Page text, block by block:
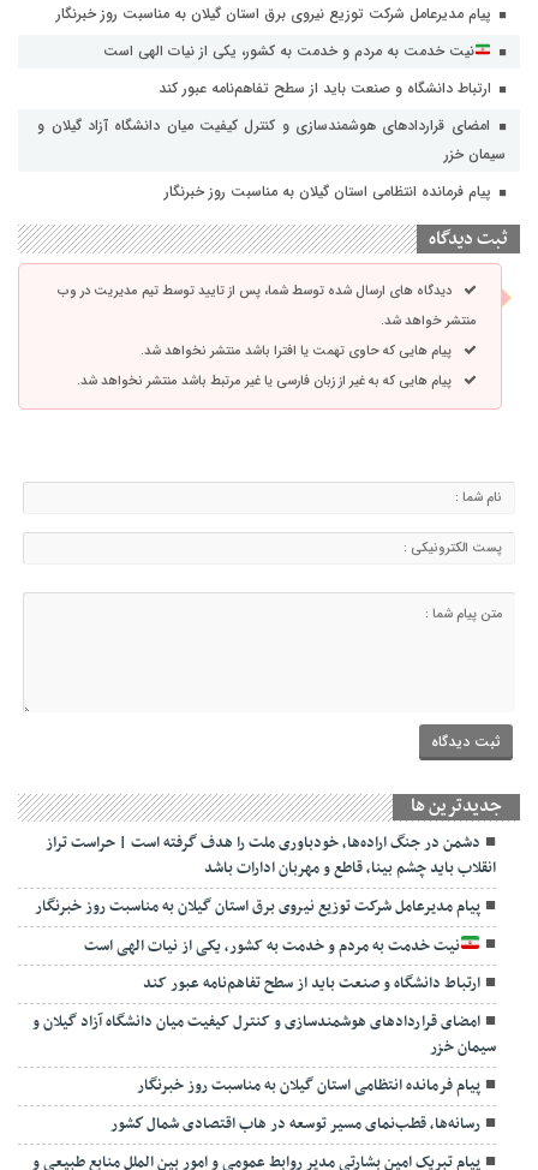
پیام مدیرعامل شرکت توزیع نیروی برق استان گیلان به مناسبت روز خبرنگار ‌
نیت خدمت به مردم و خدمت به کشور، یکی از نیات الهی است
ارتباط دانشگاه و صنعت باید از سطح تفاهم‌نامه عبور کند
امضای قراردادهای هوشمندسازی و کنترل کیفیت میان دانشگاه آزاد گیلان و
سیمان خزر
پیام فرمانده انتظامی استان گیلان به مناسبت روز خبرنگار
ثبت دیدگاه
دیدگاه های ارسال شده توسط شما، پس از تایید توسط تیم مدیریت در وب
منتشر خواهد شد.
پیام هایی که حاوی تهمت یا افترا باشد منتشر نخواهد شد.
پیام هایی که به غیر از زبان فارسی یا غیر مرتبط باشد منتشر نخواهد شد.
جديدترين ها
دشمن در جنگ اراده‌ها، خودباوری ملت را هدف گرفته است | حراست تراز
انقلاب باید چشم بینا، قاطع و مهربان ادارات باشد
پیام مدیرعامل شرکت توزیع نیروی برق استان گیلان به مناسبت روز خبرنگار ‌
نیت خدمت به مردم و خدمت به کشور، یکی از نیات الهی است
ارتباط دانشگاه و صنعت باید از سطح تفاهم‌نامه عبور کند
امضای قراردادهای هوشمندسازی و کنترل کیفیت میان دانشگاه آزاد گیلان و
سیمان خزر
پیام فرمانده انتظامی استان گیلان به مناسبت روز خبرنگار
رسانه‌ها، قطب‌نمای مسیر توسعه در هاب اقتصادی شمال كشور
پیام تبریک امین بشارتی مدیر روابط عمومی و امور بین الملل منابع طبیعی و